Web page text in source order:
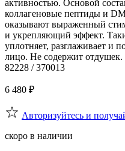
активностью. Основой
коллагеновые пептиды и
оказывают выраженный
и укрепляющий эффект.
уплотняет, разглаживает и
лицо. Не содержит отдушек.
82228 / 370013
6 480 ₽
Авторизуйтесь и
скоро в наличии